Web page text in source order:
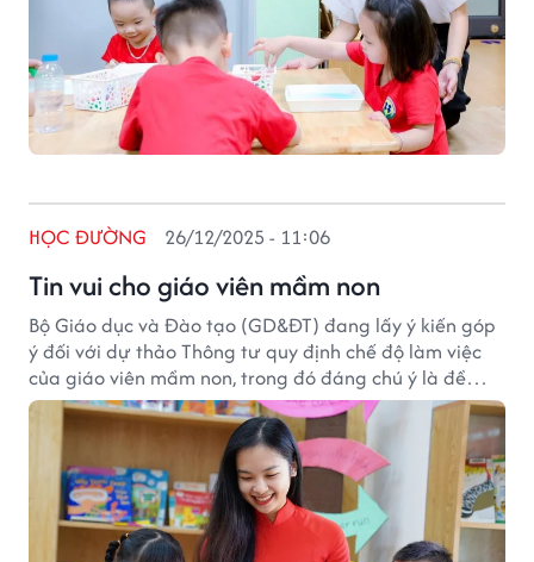
Tin vui cho giáo viên mầm non
HỌC ĐƯỜNG 26/12/2025 - 11:06
Bộ Giáo dục và Đào tạo (GD&ĐT) đang lấy ý kiến góp
ý đối với dự thảo Thông tư quy định chế độ làm việc
của giáo viên mầm non, trong đó đáng chú ý là đề
xuất giảm thời gian dạy trực tiếp trên lớp, đồng thời
chuẩn hóa cách tính thời gian làm việc nhằm giảm áp
lực cho đội ngũ giáo viên bậc học này.